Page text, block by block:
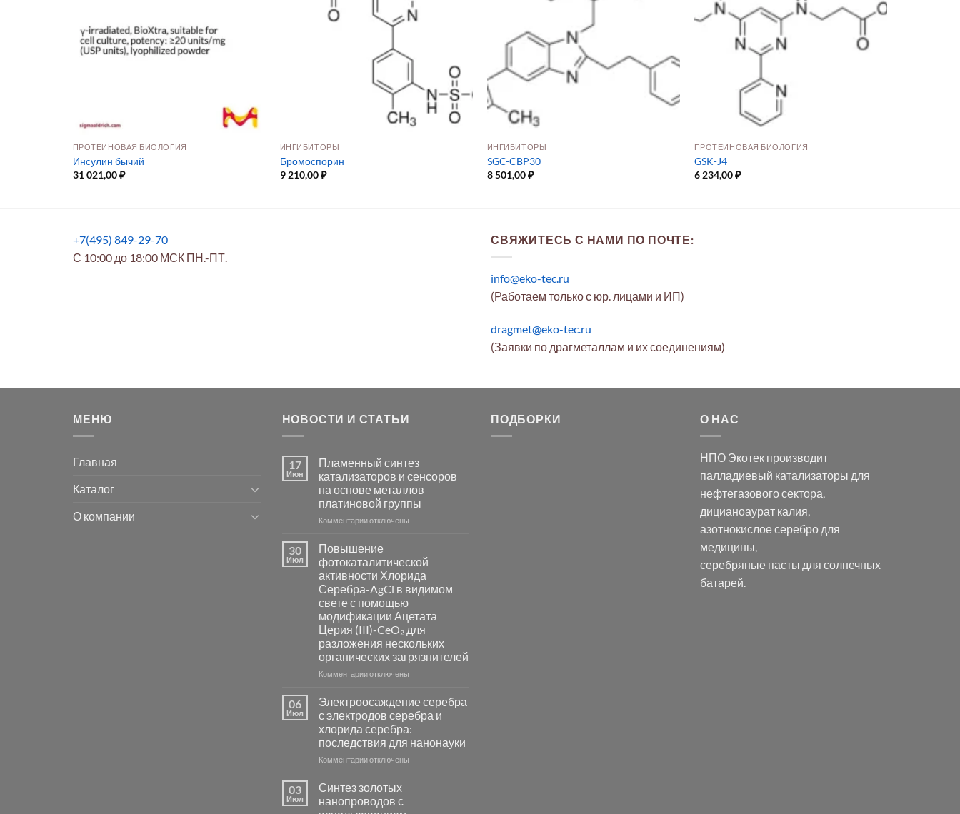
ПРОТЕИНОВАЯ БИОЛОГИЯ
Инсулин бычий
31 021,00₽
ИНГИБИТОРЫ
Бромоспорин
9 210,00₽
ИНГИБИТОРЫ
SGC-CBP30
8 501,00₽
ПРОТЕИНОВАЯ БИОЛОГИЯ
GSK-J4
6 234,00₽
+7(495) 849-29-70
С 10:00 до 18:00 МСК ПН.-ПТ.
СВЯЖИТЕСЬ С НАМИ ПО ПОЧТЕ:
info@eko-tec.ru
(Работаем только с юр. лицами и ИП)
dragmet@eko-tec.ru
(Заявки по драгметаллам и их соединениям)
МЕНЮ
Главная
Каталог
О компании
НОВОСТИ И СТАТЬИ
17
Июн
Пламенный синтез
катализаторов и сенсоров
на основе металлов
платиновой группы
Комментариик
катализаторов
и
сенсоров
на
основе
металлов
платиновой
группы
отключены
30
Июл
Повышение
фотокаталитической
активности Хлорида
Серебра-AgCl в видимом
свете с помощью
модификации Ацетата
Церия (III)-CeO₂ для
разложения нескольких
органических загрязнителей
Комментариик
фотокаталитической
активности
Хлорида
Серебра-
AgCl
свете
с
отключены
06
Июл
Электроосаждение серебра
с электродов серебра и
хлорида серебра:
последствия для нанонауки
Комментариик
с
отключены
03
Июл
Синтез золотых
нанопроводов с
ПОДБОРКИ О НАС
НПО Экотек производит
палладиевый катализаторы для
нефтегазового сектора,
дицианоаурат калия,
азотнокислое серебродля
медицины,
серебряные пасты для солнечных
батарей.